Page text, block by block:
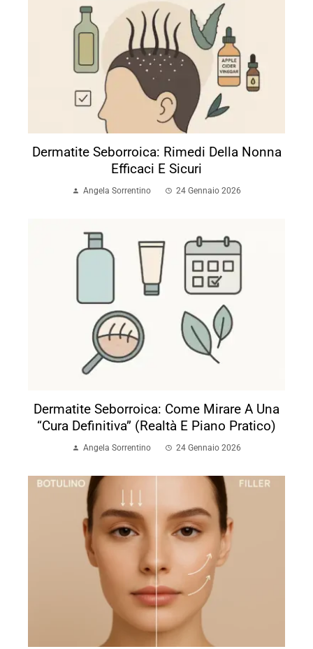
Dermatite Seborroica: Rimedi Della Nonna
Efficaci E Sicuri
Angela Sorrentino 24 Gennaio 2026
Dermatite Seborroica: Come Mirare A Una
“cura Definitiva” (realtà E Piano Pratico)
Angela Sorrentino 24 Gennaio 2026